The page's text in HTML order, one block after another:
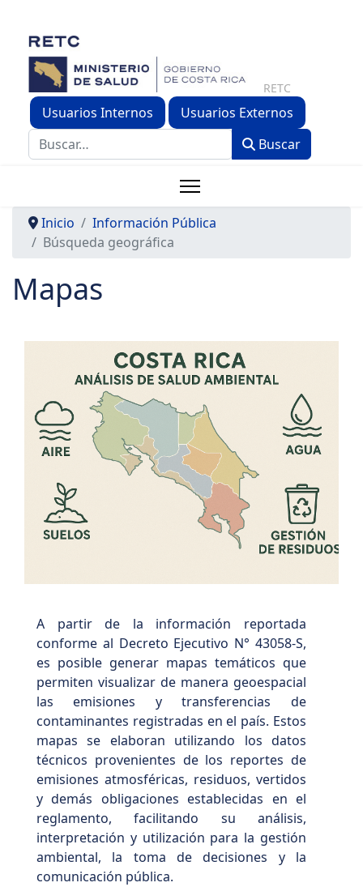
RETC
Usuarios Internos Usuarios Externos
Buscar Buscar
Inicio
Información Pública
Búsqueda geográfica
Mapas
A partir de la información reportada
conforme al Decreto Ejecutivo N° 43058-S,
es posible generar mapas temáticos que
permiten visualizar de manera geoespacial
las emisiones y transferencias de
contaminantes registradas en el país. Estos
mapas se elaboran utilizando los datos
técnicos provenientes de los reportes de
emisiones atmosféricas, residuos, vertidos
y demás obligaciones establecidas en el
reglamento, facilitando su análisis,
interpretación y utilización para la gestión
ambiental, la toma de decisiones y la
comunicación pública.